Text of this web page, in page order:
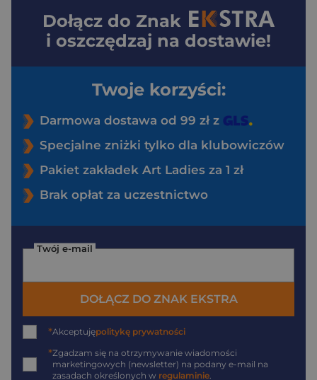
Dołącz do Znak
i oszczędzaj na dostawie!
Twoje korzyści:
Darmowa dostawa od 99 zł z
Specjalne zniżki tylko dla klubowiczów
Pakiet zakładek Art Ladies za 1 zł
Brak opłat za uczestnictwo
Twój e-mail
DOŁĄCZ DO ZNAK EKSTRA
*Akceptujępolitykę prywatności
*Zgadzam się na otrzymywanie wiadomości
marketingowych (newsletter) na podany e-mail na
zasadach określonych w regulaminie